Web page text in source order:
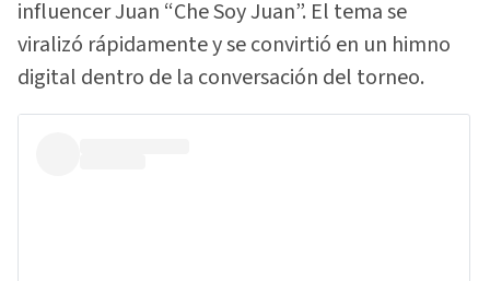
influencer Juan “Che Soy Juan”. El tema se
viralizó rápidamente y se convirtió en un himno
digital dentro de la conversación del torneo.